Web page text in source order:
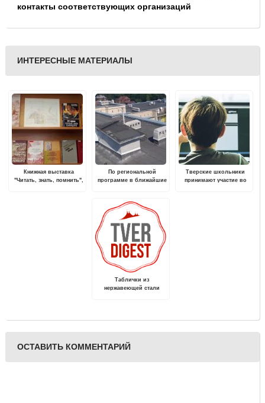
контакты соответствующих организаций
ИНТЕРЕСНЫЕ МАТЕРИАЛЫ
Книжная выставка
"Читать, знать, помнить",
По региональной
программе в ближайшие
многоквартирных домах
Тверские школьники
принимают участие во
Таблички из
нержавеющей стали
ОСТАВИТЬ КОММЕНТАРИЙ